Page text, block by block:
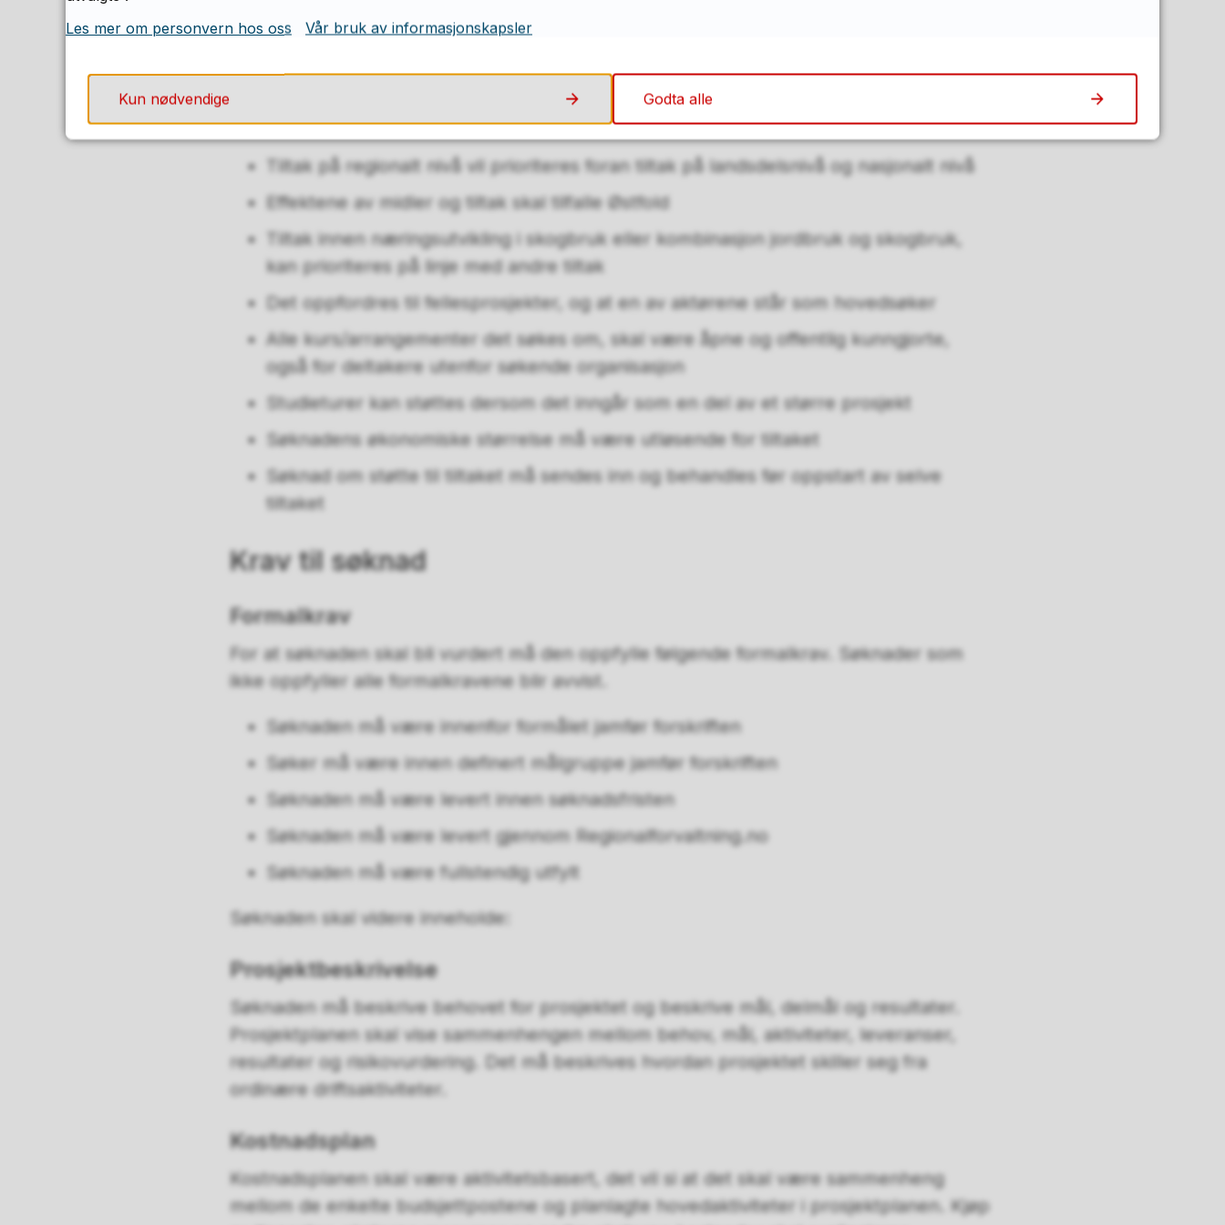
utvikling og kompetanseheving innen klima, miljø, karbonbinding og jordhelse
Generelt om tiltakene
Tiltak på regionalt nivå vil prioriteres foran tiltak på landsdelsnivå og nasjonalt nivå
Effektene av midler og tiltak skal tilfalle Østfold
Tiltak innen næringsutvikling i skogbruk eller kombinasjon jordbruk og skogbruk,
kan prioriteres på linje med andre tiltak
Det oppfordres til fellesprosjekter, og at en av aktørene står som hovedsøker
Alle kurs/arrangementer det søkes om, skal være åpne og offentlig kunngjorte,
også for deltakere utenfor søkende organisasjon
Studieturer kan støttes dersom det inngår som en del av et større prosjekt
Søknadens økonomiske størrelse må være utløsende for tiltaket
Søknad om støtte til tiltaket må sendes inn og behandles før oppstart av selve
tiltaket
Krav til søknad
Formalkrav
For at søknaden skal bli vurdert må den oppfylle følgende formalkrav. Søknader som
ikke oppfyller alle formalkravene blir avvist.
Søknaden må være innenfor formålet jamfør forskriften
Søker må være innen definert målgruppe jamfør forskriften
Søknaden må være levert innen søknadsfristen
Søknaden må være levert gjennom Regionalforvaltning.no
Søknaden må være fullstendig utfylt
Søknaden skal videre inneholde:
Prosjektbeskrivelse
Søknaden må beskrive behovet for prosjektet og beskrive mål, delmål og resultater.
Prosjektplanen skal vise sammenhengen mellom behov, mål, aktiviteter, leveranser,
resultater og risikovurdering. Det må beskrives hvordan prosjektet skiller seg fra
ordinære driftsaktiviteter.
Kostnadsplan
Kostnadsplanen skal være aktivitetsbasert, det vil si at det skal være sammenheng
mellom de enkelte budsjettpostene og planlagte hovedaktiviteter i prosjektplanen. Kjøp
Les mer om personvern hos oss
Vår bruk av informasjonskapsler
Kun nødvendige Godta alle